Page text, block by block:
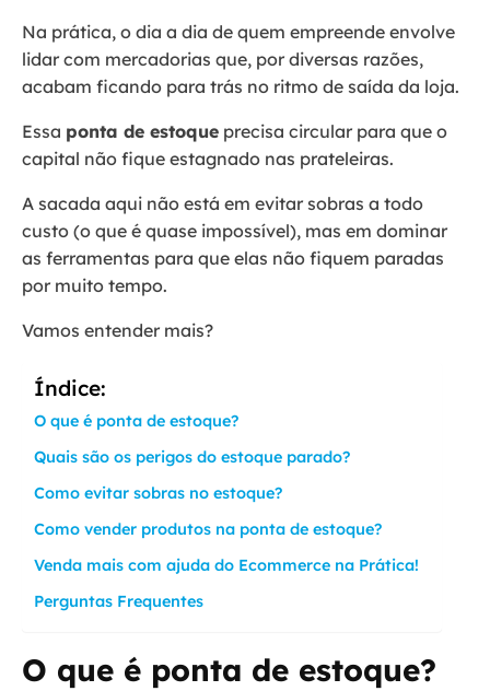
Na prática, o dia a dia de quem empreende envolve
lidar com mercadorias que, por diversas razões,
acabam ficando para trás no ritmo de saída da loja.
Essa ponta de estoque precisa circular para que o
capital não fique estagnado nas prateleiras.
A sacada aqui não está em evitar sobras a todo
custo (o que é quase impossível), mas em dominar
as ferramentas para que elas não fiquem paradas
por muito tempo.
Vamos entender mais?
Índice:
O que é ponta de estoque?
Quais são os perigos do estoque parado?
Como evitar sobras no estoque?
Como vender produtos na ponta de estoque?
Venda mais com ajuda do Ecommerce na Prática!
Perguntas Frequentes
O que é ponta de estoque?